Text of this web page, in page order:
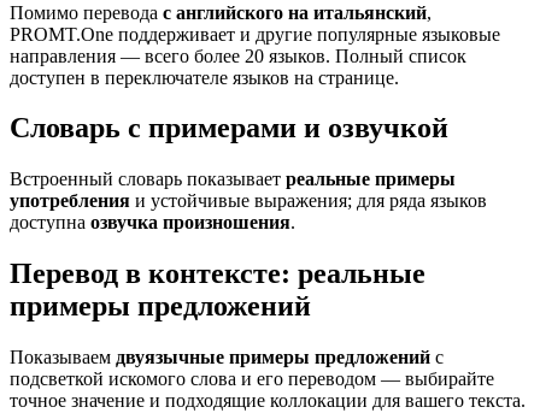
Помимо перевода с английского на итальянский,
PROMT.One поддерживает и другие популярные языковые
направления — всего более 20 языков. Полный список
доступен в переключателе языков на странице.
Словарь с примерами и озвучкой
Встроенный словарь показывает реальные примеры
употребления и устойчивые выражения; для ряда языков
доступна озвучка произношения.
Перевод в контексте: реальные
примеры предложений
Показываем двуязычные примеры предложений с
подсветкой искомого слова и его переводом — выбирайте
точное значение и подходящие коллокации для вашего текста.